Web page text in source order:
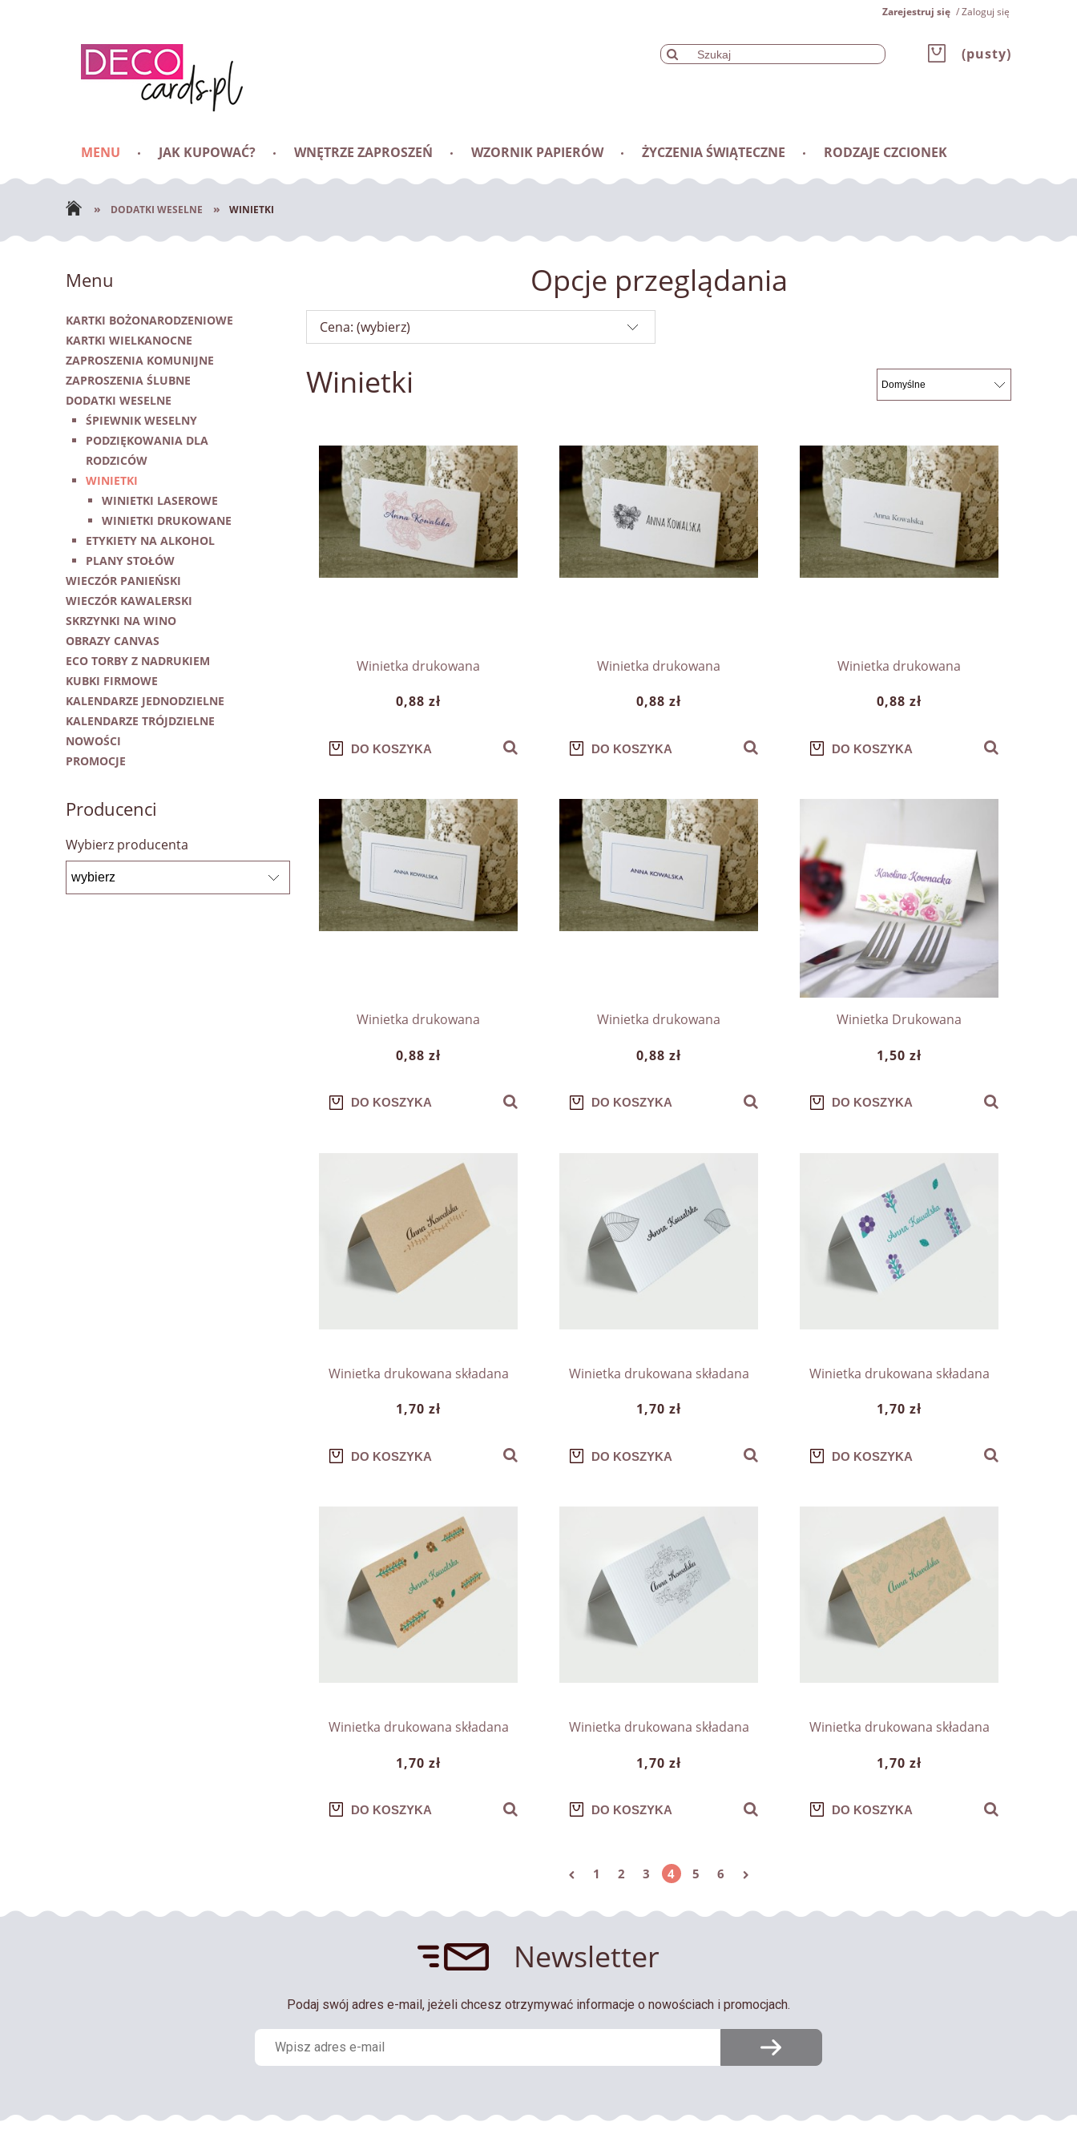
Zarejestruj się Zaloguj się
(pusty)
MENU JAK KUPOWAĆ? WNĘTRZE ZAPROSZEŃ WZORNIK PAPIERÓW ŻYCZENIA ŚWIĄTECZNE
RODZAJE CZCIONEK
BLOG
» DODATKI WESELNE » WINIETKI
Menu
KARTKI BOŻONARODZENIOWE
KARTKI WIELKANOCNE
ZAPROSZENIA KOMUNIJNE
ZAPROSZENIA ŚLUBNE
DODATKI WESELNE
ŚPIEWNIK WESELNY
PODZIĘKOWANIA DLA
RODZICÓW
WINIETKI
WINIETKI LASEROWE
WINIETKI DRUKOWANE
ETYKIETY NA ALKOHOL
PLANY STOŁÓW
WIECZÓR PANIEŃSKI
WIECZÓR KAWALERSKI
SKRZYNKI NA WINO
OBRAZY CANVAS
ECO TORBY Z NADRUKIEM
KUBKI FIRMOWE
KALENDARZE JEDNODZIELNE
KALENDARZE TRÓJDZIELNE
NOWOŚCI
PROMOCJE
Producenci
Wybierz producenta
Opcje przeglądania
Cena: (wybierz)
Winietki
Winietka drukowana
0,88 zł
DO KOSZYKA
Winietka drukowana
0,88 zł
DO KOSZYKA
Winietka drukowana
0,88 zł
DO KOSZYKA
Winietka drukowana
0,88 zł
DO KOSZYKA
Winietka drukowana
0,88 zł
DO KOSZYKA
Winietka Drukowana
1,50 zł
DO KOSZYKA
Winietka drukowana składana
1,70 zł
DO KOSZYKA
Winietka drukowana składana
1,70 zł
DO KOSZYKA
Winietka drukowana składana
1,70 zł
DO KOSZYKA
Winietka drukowana składana
1,70 zł
DO KOSZYKA
Winietka drukowana składana
1,70 zł
DO KOSZYKA
Winietka drukowana składana
1,70 zł
DO KOSZYKA
1 2 3 4 5 6
Newsletter
Podaj swój adres e-mail, jeżeli chcesz otrzymywać informacje o nowościach i promocjach.